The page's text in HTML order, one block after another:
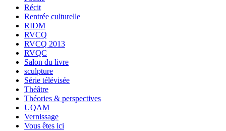
Récit
Rentrée culturelle
RIDM
RVCQ
RVCQ 2013
RVQC
Salon du livre
sculpture
Série télévisée
Théâtre
Théories & perspectives
UQAM
Vernissage
Vous êtes ici